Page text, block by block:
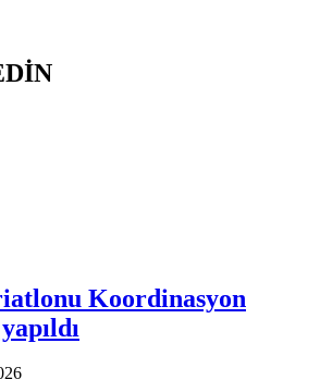
Koordinasyon